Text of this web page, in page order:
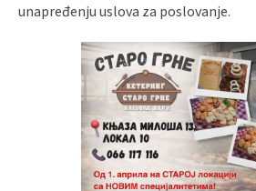
unapređenju uslova za poslovanje.